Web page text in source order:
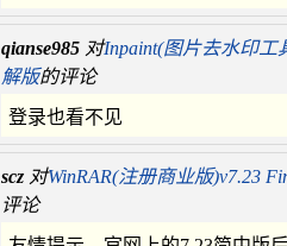
qianse985 对Inpaint(图片去水印工
解版的评论
登录也看不见
scz 对WinRAR(注册商业版)v7.23
评论